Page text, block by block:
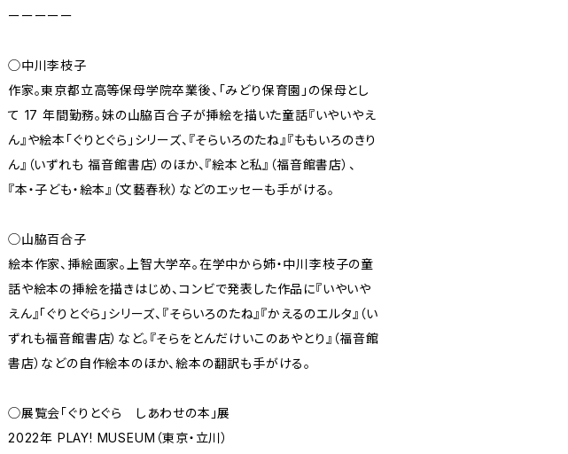
ーーーーー
◯中川李枝子
作家。東京都立高等保母学院卒業後、「みどり保育園」の保母とし
て 17 年間勤務。妹の山脇百合子が挿絵を描いた童話『いやいやえ
ん』や絵本「ぐりとぐら」シリーズ、『そらいろのたね』『ももいろのきり
ん』（いずれも 福音館書店）のほか、『絵本と私』（福音館書店）、
『本・子ども・絵本』（文藝春秋）などのエッセーも手がける。
◯山脇百合子
絵本作家、挿絵画家。上智大学卒。在学中から姉・中川李枝子の童
話や絵本の挿絵を描きはじめ、コンビで発表した作品に『いやいや
えん』「ぐりとぐら」シリーズ、『そらいろのたね』『かえるのエルタ』（い
ずれも福音館書店）など。『そらをとんだけいこのあやとり』（福音館
書店）などの自作絵本のほか、絵本の翻訳も手がける。
◯展覧会「ぐりとぐら しあわせの本」展
2022年 PLAY! MUSEUM（東京・立川）